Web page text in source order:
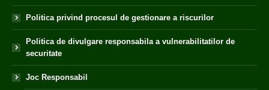
Politica privind procesul de gestionare a riscurilor
Politica de divulgare responsabila a vulnerabilitatilor de
securitate
Joc Responsabil